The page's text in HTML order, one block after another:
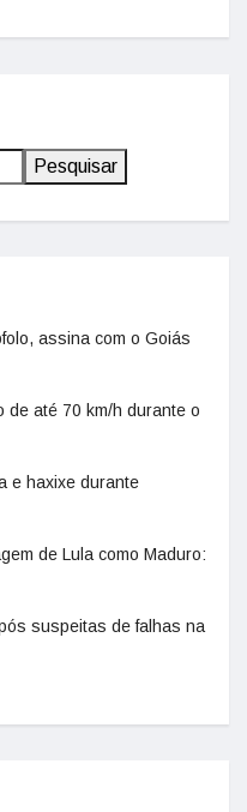
Pesquisar
assina com o Goiás
de até 70 km/h durante o
e haxixe durante
de Lula como Maduro:
suspeitas de falhas na